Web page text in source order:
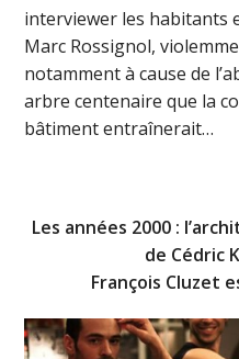
interviewer les habitants
Marc Rossignol,
notamment à cause de
arbre centenaire que la
bâtiment entraînerait…
Les années 2000 :
de Cédric
François Cluzet